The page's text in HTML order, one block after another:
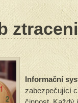
Informační
zabezpečující